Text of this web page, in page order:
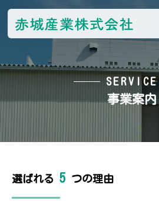
SERVICE
事業案内
選ばれる 5 つの理由